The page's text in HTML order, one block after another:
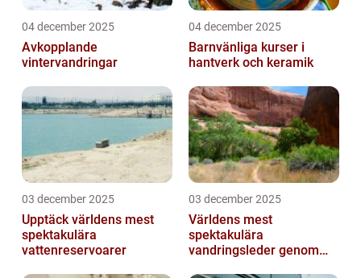
04 december 2025
Avkopplande
vintervandringar
04 december 2025
Barnvänliga kurser i
hantverk och keramik
03 december 2025
Upptäck världens mest
spektakulära
vattenreservoarer
03 december 2025
Världens mest
spektakulära
vandringsleder genom